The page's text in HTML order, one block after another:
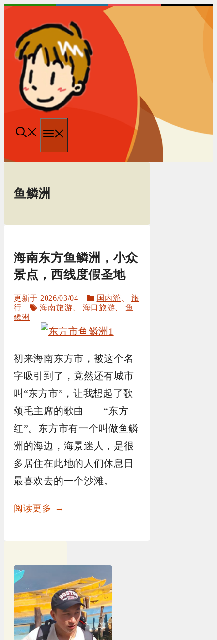
跳
单
鱼鳞洲
海南东方鱼鳞洲，小众
景点，西线度假圣地
2026/03/04
分
类
国内游 、旅
行
标
海南旅游 海口旅游
鱼
鳞洲
初来海南东方市，被这个名
字吸引到了，竟然还有城市
叫“东方市”，让我想起了歌
颂毛主席的歌曲——“东方
红”。东方市有一个叫做鱼鳞
洲的海边，海景迷人，是很
多居住在此地的人们休息日
最喜欢去的一个沙滩。
阅读更多 →